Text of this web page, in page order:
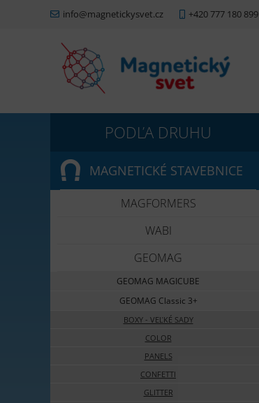
info@magnetickysvet.cz +420 777 180 899
MAGNETICKÉ STAVEBNICE
MAGFORMERS
WABI
GEOMAG
GEOMAG MAGICUBE
GEOMAG Classic 3+
BOXY - VEĽKÉ SADY
COLOR
PANELS
CONFETTI
GLITTER